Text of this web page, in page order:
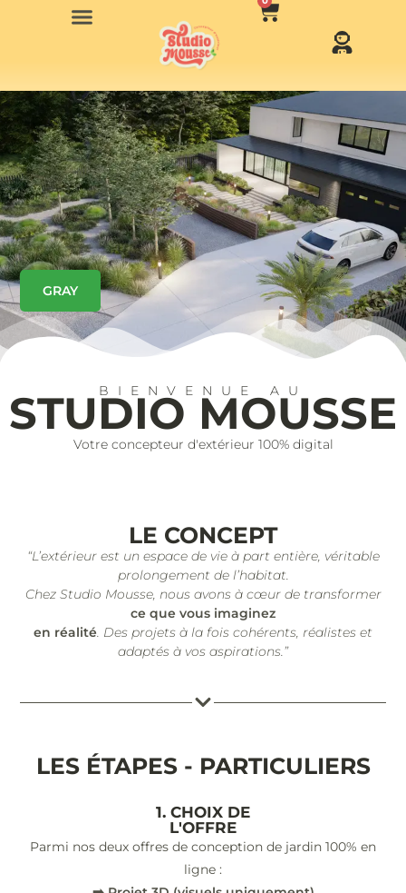
GRAY
BIENVENUE AU
STUDIO MOUSSE
Votre concepteur d'extérieur 100% digital
LE CONCEPT
“L’extérieur est un espace de vie à part entière, véritable
prolongement de l’habitat.
Chez Studio Mousse, nous avons à cœur de transformer
ce que vous imaginez
en réalité. Des projets à la fois cohérents, réalistes et
adaptés à vos aspirations.”
LES ÉTAPES - PARTICULIERS
1. CHOIX DE
L'OFFRE
Parmi nos deux offres de conception de jardin 100% en
ligne :